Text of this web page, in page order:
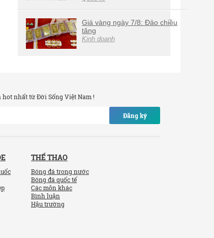
Giá vàng ngày 7/8: Đảo chiều
tăng
Kinh doanh
nhất từ Đời Sống Việt Nam !
Đăng ký
THỂ THAO
Bóng đá trong nước
Bóng đá quốc tế
Các môn khác
Bình luận
Hậu trường